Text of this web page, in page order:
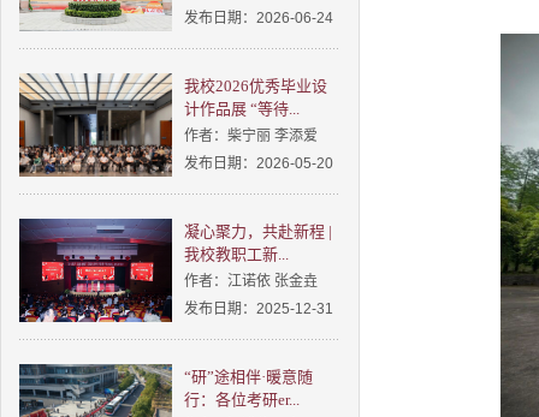
发布日期：2026-06-24
我校2026优秀毕业设
计作品展 “等待...
作者：柴宁丽 李添爱
发布日期：2026-05-20
凝心聚力，共赴新程 |
我校教职工新...
作者：江诺依 张金垚
发布日期：2025-12-31
“研”途相伴·暖意随
行：各位考研er...